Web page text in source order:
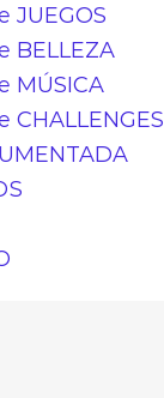
JUEGOS
BELLEZA
MÚSICA
CHALLENGES